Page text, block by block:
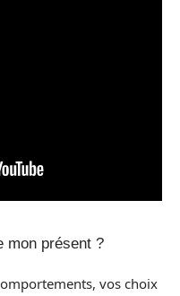
mon présent ?
vos choix